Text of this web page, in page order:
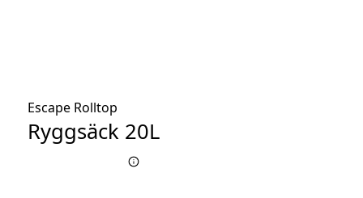
Escape Rolltop
Ryggsäck 20L